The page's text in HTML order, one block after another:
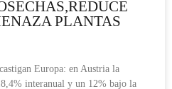
PLANTAS
Europa: en Austria la
interanual y un 12% bajo la